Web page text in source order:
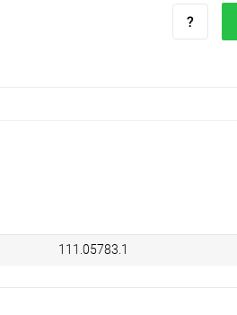
111.05783.1